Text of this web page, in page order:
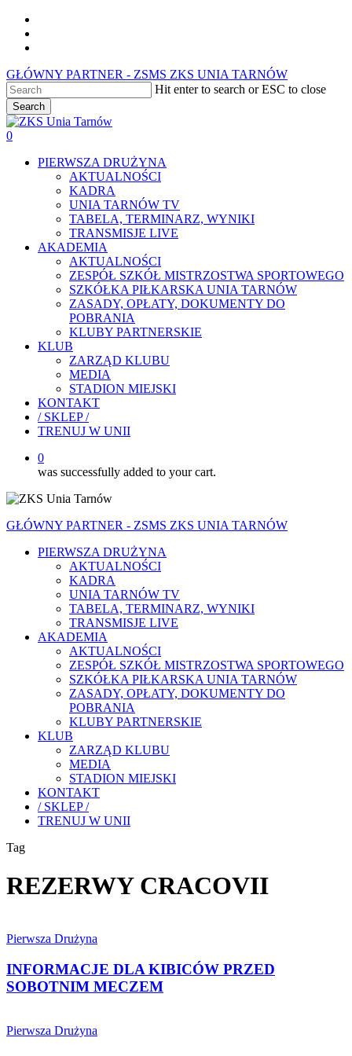
Skip
main
GŁÓWNY PARTNER - ZSMS ZKS UNIA TARNÓW
Hit enter to search or ESC to close
Search
Close
Search
0
PIERWSZA DRUŻYNA
AKTUALNOŚCI
KADRA
UNIA TARNÓW TV
TABELA, TERMINARZ, WYNIKI
TRANSMISJE LIVE
AKADEMIA
AKTUALNOŚCI
ZESPÓŁ SZKÓŁ MISTRZOSTWA SPORTOWEGO
SZKÓŁKA PIŁKARSKA UNIA TARNÓW
ZASADY, OPŁATY, DOKUMENTY DO
POBRANIA
KLUBY PARTNERSKIE
KLUB
ZARZĄD KLUBU
MEDIA
STADION MIEJSKI
KONTAKT
/ SKLEP /
TRENUJ W UNII
0
was successfully added to your cart.
GŁÓWNY PARTNER - ZSMS ZKS UNIA TARNÓW
PIERWSZA DRUŻYNA
AKTUALNOŚCI
KADRA
UNIA TARNÓW TV
TABELA, TERMINARZ, WYNIKI
TRANSMISJE LIVE
AKADEMIA
AKTUALNOŚCI
ZESPÓŁ SZKÓŁ MISTRZOSTWA SPORTOWEGO
SZKÓŁKA PIŁKARSKA UNIA TARNÓW
ZASADY, OPŁATY, DOKUMENTY DO
POBRANIA
KLUBY PARTNERSKIE
KLUB
ZARZĄD KLUBU
MEDIA
STADION MIEJSKI
KONTAKT
/ SKLEP /
TRENUJ W UNII
Tag
REZERWY CRACOVII
DLA
PRZED
SOBOTNIM
MECZEM
Pierwsza Drużyna
INFORMACJE DLA KIBICÓW PRZED
SOBOTNIM MECZEM
NA
Pierwsza Drużyna